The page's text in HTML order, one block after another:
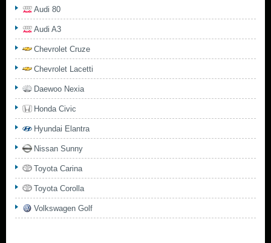
Audi 80
Audi A3
Chevrolet Cruze
Chevrolet Lacetti
Daewoo Nexia
Honda Civic
Hyundai Elantra
Nissan Sunny
Toyota Carina
Toyota Corolla
Volkswagen Golf